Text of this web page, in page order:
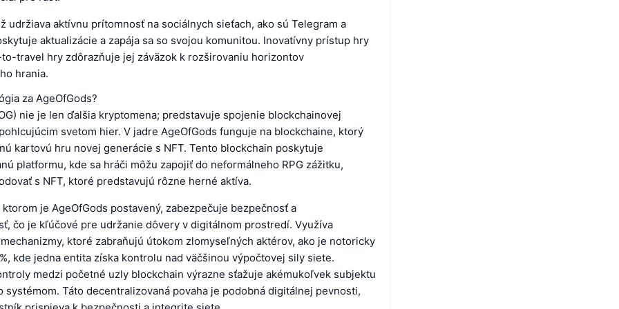
udržiava aktívnu prítomnosť na sociálnych sieťach, ako sú Telegram a
aktualizácie a zapája sa so svojou komunitou. Inovatívny prístup hry
travel hry zdôrazňuje jej záväzok k rozširovaniu horizontov
hrania.
za AgeOfGods?
nie je len ďalšia kryptomena; predstavuje spojenie blockchainovej
svetom hier. V jadre AgeOfGods funguje na blockchaine, ktorý
kartovú hru novej generácie s NFT. Tento blockchain poskytuje
platformu, kde sa hráči môžu zapojiť do neformálneho RPG zážitku,
s NFT, ktoré predstavujú rôzne herné aktíva.
je AgeOfGods postavený, zabezpečuje bezpečnosť a
čo je kľúčové pre udržanie dôvery v digitálnom prostredí. Využíva
ktoré zabraňujú útokom zlomyseľných aktérov, ako je notoricky
kde jedna entita získa kontrolu nad väčšinou výpočtovej sily siete.
medzi početné uzly blockchain výrazne sťažuje akémukoľvek subjektu
systémom. Táto decentralizovaná povaha je podobná digitálnej pevnosti,